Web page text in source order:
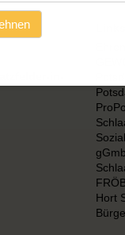
in-
Hort